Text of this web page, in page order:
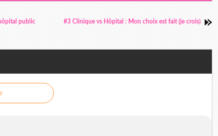
public #3 Clinique vs Hôpital : Mon choix est fait (je crois)